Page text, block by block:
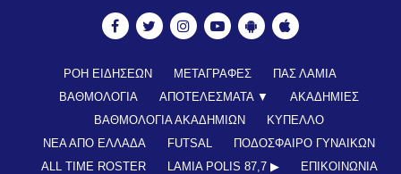
ΡΟΗ ΕΙΔΗΣΕΩΝ ΜΕΤΑΓΡΑΦΕΣ
ΠΑΣ ΛΑΜΙΑ
ΒΑΘΜΟΛΟΓΙΑ
ΑΠΟΤΕΛΕΣΜΑΤΑ ▼
ΑΚΑΔΗΜΙΕΣ
ΒΑΘΜΟΛΟΓΙΑ ΑΚΑΔΗΜΙΩΝ
ΚΥΠΕΛΛΟ
ΝΕΑ ΑΠΟ ΕΛΛΑΔΑ
FUTSAL
ΠΟΔΟΣΦΑΙΡΟ ΓΥΝΑΙΚΩΝ
ALL TIME ROSTER
LAMIA POLIS 87,7 ▶︎ ΕΠΙΚΟΙΝΩΝΊΑ